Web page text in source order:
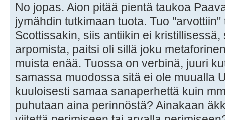
No jopas. Aion pitää pientä taukoa
jymähdin tutkimaan tuota. Tuo
Scottissakin, siis antiikin ei
arpomista, paitsi oli sillä joku
muista enää. Tuossa on verbinä, juuri
samassa muodossa sitä ei ole muualla
kuuloisesti samaa sanaperhettä kuin
puhutaan aina perinnöstä? Ainakaan